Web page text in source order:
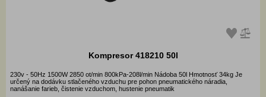
Kompresor 418210 50l
230v - 50Hz 1500W 2850 ot/min 800kPa-208l/min Nádoba 50l Hmotnosť 34kg Je
určený na dodávku stlačeného vzduchu pre pohon pneumatického náradia,
nanášanie farieb, čistenie vzduchom, hustenie pneumatik